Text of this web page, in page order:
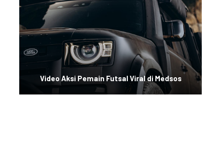
Video Aksi Pemain Futsal Viral di Medsos